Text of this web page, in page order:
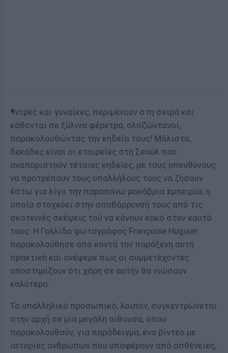
¶ντρες και γυναίκες, περιμένουν στη σειρά και
κάθονται σε ξύλινα φέρετρα, ολοζώντανοι,
παρακολουθώντας την κηδεία τους! Μάλιστα,
δεκάδες είναι οι εταιρείες στη Σεούλ που
αναπαριστούν τέτοιες κηδείες, με τους υπευθύνους
να προτρέπουν τους υπαλλήλους τους να ζήσουν
έστω για λίγο την παραπάνω μακάβρια εμπειρία, η
οποία στοχεύει στην αποθάρρυνσή τους από τις
σκοτεινές σκέψεις τού να κάνουν κακό στον εαυτό
τους. Η Γαλλίδα φωτογράφος Françoise Huguier
παρακολούθησε από κοντά την παράξενη αυτή
πρακτική και ανέφερε πως οι συμμετέχοντες
υποστηρίζουν ότι χάρη σε αυτήν θα νιώσουν
καλύτερα.
Το υπαλληλικό προσωπικό, λοιπόν, συγκεντρώνεται
στην αρχή σε μια μεγάλη αίθουσα, όπου
παρακολουθούν, για παράδειγμα, ένα βίντεο με
ιστορίες ανθρώπων που υποφέρουν από ασθένειες,